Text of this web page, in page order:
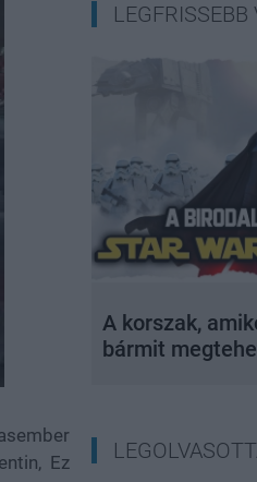
Ez
LEGFRISSEBB
A korszak,
bármit